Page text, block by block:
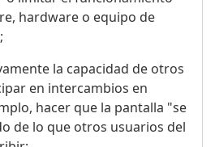
hardware o equipo de
la capacidad de otros
en intercambios en
hacer que la pantalla "se
de lo que otros usuarios del